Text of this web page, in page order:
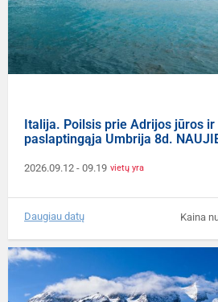
Italija. Poilsis prie Adrijos jūros ir
paslaptingąja Umbrija 8d.
2026.09.12 - 09.19 vietų yra
Kaina
Daugiau datų